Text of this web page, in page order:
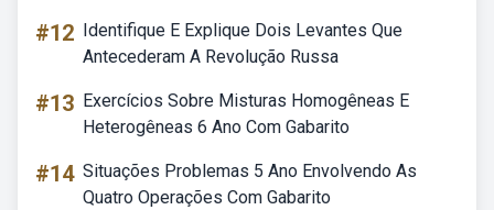
#12 Identifique E Explique Dois Levantes Que
Antecederam A Revolução Russa
#13 Exercícios Sobre Misturas Homogêneas E
Heterogêneas 6 Ano Com Gabarito
#14 Situações Problemas 5 Ano Envolvendo As
Quatro Operações Com Gabarito